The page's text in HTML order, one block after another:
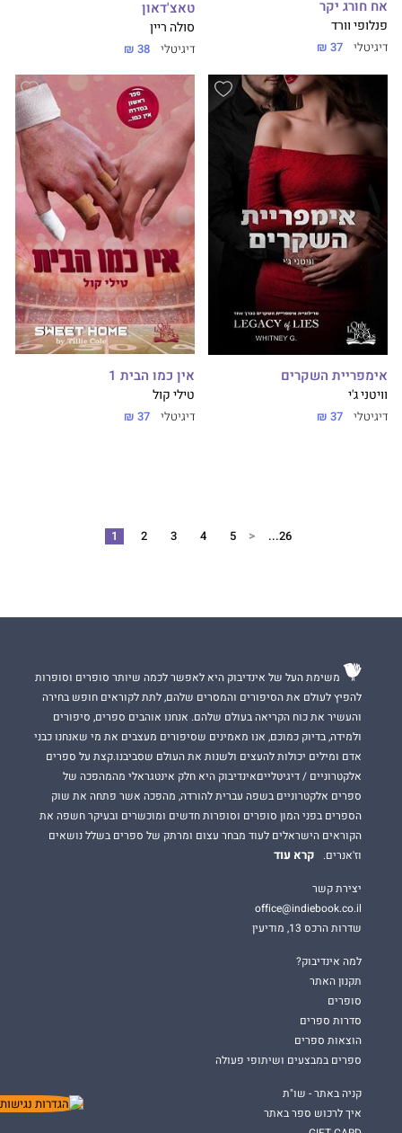
אח חורג יקר
פנלופי וורד
דיגיטלי 37 ₪
טאצ'דאון
סולה ריין
דיגיטלי 38 ₪
אימפריית השקרים
וויטני ג'י
דיגיטלי 37 ₪
אין כמו הבית 1
טילי קול
דיגיטלי 37 ₪
26...
<
5
4
3
2
1
משימת העל של אינדיבוק היא לאפשר לכמה שיותר סופרים וסופרות
להפיץ לעולם את הסיפורים והמסרים שלהם, לתת לקוראים חופש בחירה
והעשיר את כוח הקריאה בעולם שלהם. אנחנו אוהבים ספרים, סיפורים
ולמידה, בדיוק כמוכם, אנו מאמינים שסיפורים מעצבים את מי שאנחנו כבני
אדם ומילים יכולות להעצים ולשנות את העולם שסביבנו.קצת על ספרים
אלקטרוניים / דיגיטלייםאינדיבוק היא חלק אינטגראלי מהמהפכה של
ספרים אלקטרוניים בשפה עברית להורדה, מהפכה אשר פתחה את שוק
הספרים בפני המון סופרים וסופרות חדשים ומוכשרים ובעיקר חשפה את
הקוראים הישראלים לעוד מבחר עצום ומרתק של ספרים בשלל נושאים
וז'אנרים.
קרא עוד
יצירת קשר
office@indiebook.co.il
שדרות הרכס 13, מודיעין
למה אינדיבוק?
תקנון האתר
סופרים
סדרות ספרים
הוצאות ספרים
ספרים במבצעים ושיתופי פעולה
קניה באתר - שו"ת
איך לרכוש ספר באתר